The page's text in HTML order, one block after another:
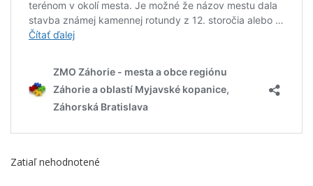
Zatiaľ nehodnotené